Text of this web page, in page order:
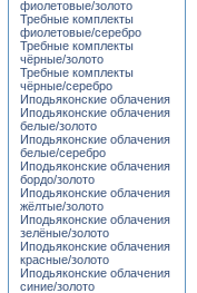
фиолетовые/золото
Требные комплекты
фиолетовые/серебро
Требные комплекты
чёрные/золото
Требные комплекты
чёрные/серебро
Иподьяконские облачения
Иподьяконские облачения
белые/золото
Иподьяконские облачения
белые/серебро
Иподьяконские облачения
бордо/золото
Иподьяконские облачения
жёлтые/золото
Иподьяконские облачения
зелёные/золото
Иподьяконские облачения
красные/золото
Иподьяконские облачения
синие/золото